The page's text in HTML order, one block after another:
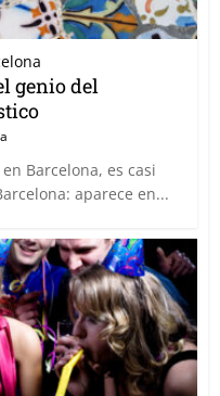
genio del
Barcelona, es casi
aparece en...